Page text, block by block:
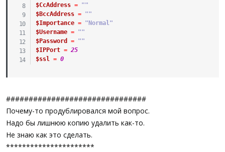
$CcAddress =
""
$BccAddress =
""
$Importance =
"Normal"
$Username =
""
$Password
=
""
$IPPort = 25
$ssl = 0
###############################
Почему-то продублировался мой вопрос.
Надо бы лишнюю копию удалить как-то.
Не знаю как это сделать.
**********************